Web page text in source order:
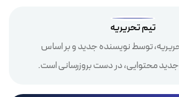
تیم تحریریه
توسط نویسنده جدید و بر اساس
جدید محتوایی، در دست بروزرسانی است.